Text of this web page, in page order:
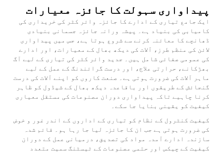
پیداواری سہولت کا جائزہ معیارات
ایک جامع تیاری کے ادارے کا جائزہ وائر کٹر کی خریداری کی
کامیابی کی بنیاد ہے۔ پیشہ ورانہ جائزہ جسمانی بنیادی
ڈھانچے کا معائنہ کرنے سے شروع ہوتا ہے، جس میں پیداواری
لائن کی منظم طرز، آلات کی دیکھ بھال کے معیارات، اور ادارے
کی عمومی صفائی شامل ہیں۔ جدید وائر کٹر کی تیاری کے لیے آگ
بھڑکانے، حرارتی علاج، اور درست گرائندنگ کے عمل کے لیے
ماہر آلات کی ضرورت ہوتی ہے۔ صنعت کاروں کو اپنے آلات کی درست
گنجائش کے طریقوں اور باقاعدہ دیکھ بھال کے شیڈول کو ظاہر
کرنا چاہیے تاکہ پیداواری دوران مصنوعات کی مستقل معیاری
کیفیت کو یقینی بنایا جا سکے۔
کیفیت کنٹرول کے نظام کو تیاری کے اداروں کے اندر غور و خوض
کی ضرورت ہوتی ہے جب ان کا جائزہ لیا جا رہا ہو۔ قائم شدہ
سازندہ ادارے آمدہ مواد کی تصدیق، درمیانی عمل کے دوران
کیفیت کے چیکس اور حتمی مصنوعات کے ٹیسٹنگ سمیت متعدد